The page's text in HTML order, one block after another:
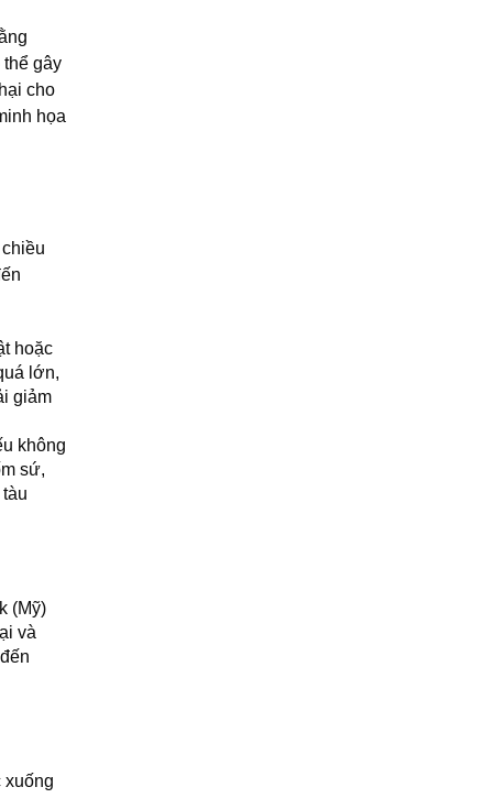
gây
cho
họa
hoặc
lớn,
giảm
không
sứ,
(Mỹ)
và
xuống